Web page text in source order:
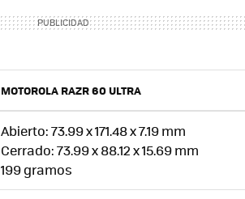
MOTOROLA RAZR 60 ULTRA
Abierto: 73.99 x 171.48 x 7.19 mm
Cerrado: 73.99 x 88.12 x 15.69 mm
199 gramos